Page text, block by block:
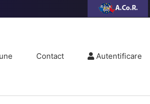
A.Co.R.
Contact Autentificare